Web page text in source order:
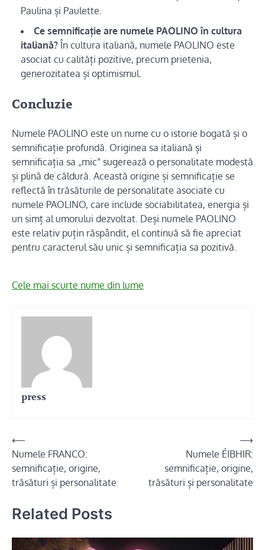
Paulina și Paulette.
Ce semnificație are numele PAOLINO în cultura
italiană? În cultura italiană, numele PAOLINO este
asociat cu calități pozitive, precum prietenia,
generozitatea și optimismul.
Concluzie
Numele PAOLINO este un nume cu o istorie bogată și o
semnificație profundă. Originea sa italiană și
semnificația sa „mic” sugerează o personalitate modestă
și plină de căldură. Această origine și semnificație se
reflectă în trăsăturile de personalitate asociate cu
numele PAOLINO, care include sociabilitatea, energia și
un simț al umorului dezvoltat. Deși numele PAOLINO
este relativ puțin răspândit, el continuă să fie apreciat
pentru caracterul său unic și semnificația sa pozitivă.
Cele mai scurte nume din lume
press
Navigare
în
articole
⟵
Numele FRANCO:
semnificație, origine,
trăsături și personalitate
Numele ÉIBHIR:
semnificație, origine,
trăsături și personalitate
⟶
Related Posts